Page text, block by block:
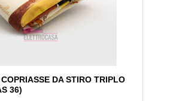
DA STIRO TRIPLO
36)